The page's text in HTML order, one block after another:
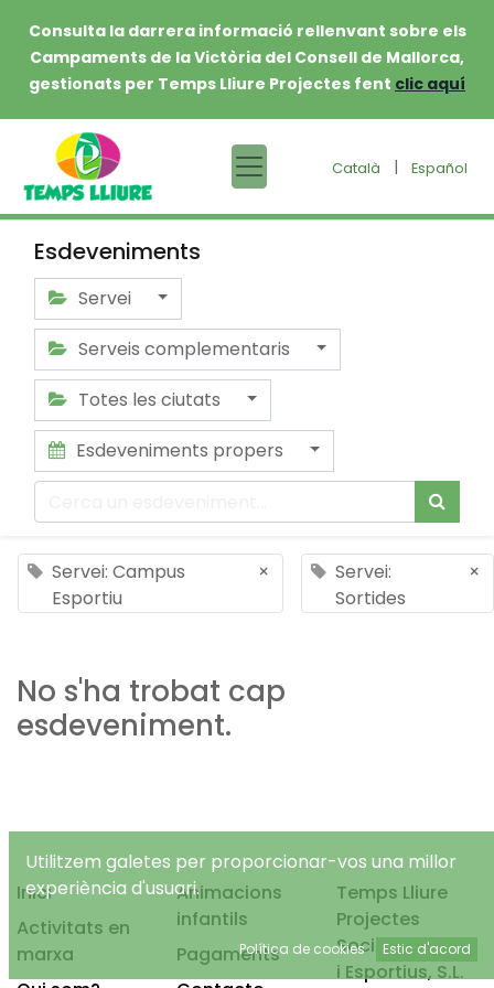
Consulta la darrera informació rellenvant sobre els
Campaments de la Victòria del Consell de Mallorca,
gestionats per Temps Lliure Projectes fent clic aquí
Català | Español
Esdeveniments
Servei
Serveis complementaris
Totes les ciutats
Esdeveniments propers
Servei: Campus
Esportiu
×
Servei:
Sortides
×
No s'ha trobat cap
esdeveniment.
Inici
Activitats en
marxa
Animacions
infantils
Pagaments
Temps Lliure
Projectes
Socioeducatius
i Esportius, S.L.
Utilitzem galetes per proporcionar-vos una millor
experiència d'usuari.
Política de cookies Estic d'acord